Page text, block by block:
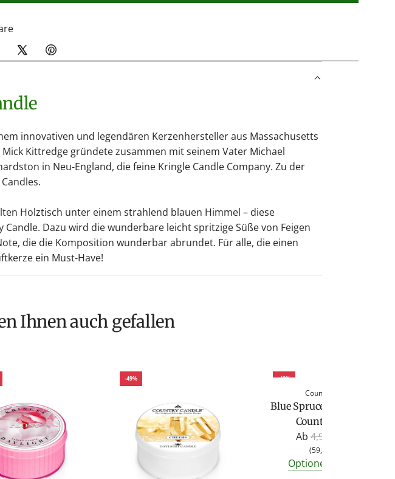
innovativen und legendären Kerzenhersteller aus Massachusetts
Kittredge gründete zusammen mit seinem Vater Michael
in Neu-England, die feine Kringle Candle Company. Zu der
Holztisch unter einem strahlend blauen Himmel – diese
Dazu wird die wunderbare leicht spritzige Süße von Feigen
die die Komposition wunderbar abrundet. Für alle, die einen
ein Must-Have!
Ihnen auch gefallen
-49% -49%
Country Candle
Blue Spruce Duftkerze von
Country Candle
Ab R
e
g
4,95 €
(59,52 €
Optionen anzeigen